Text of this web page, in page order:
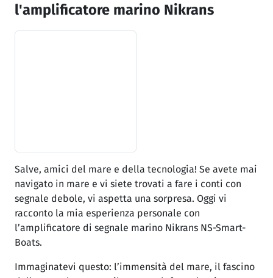
l'amplificatore marino Nikrans
Salve, amici del mare e della tecnologia! Se avete mai
navigato in mare e vi siete trovati a fare i conti con
segnale debole, vi aspetta una sorpresa. Oggi vi
racconto la mia esperienza personale con
l’amplificatore di segnale marino Nikrans NS-Smart-
Boats.
Immaginatevi questo: l’immensità del mare, il fascino